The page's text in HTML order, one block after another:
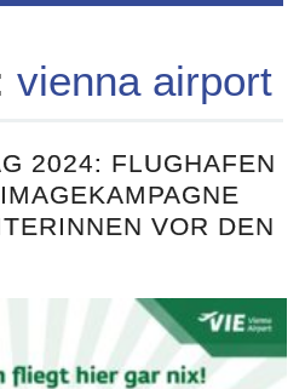
vienna airport
2024: FLUGHAFEN
VOR DEN